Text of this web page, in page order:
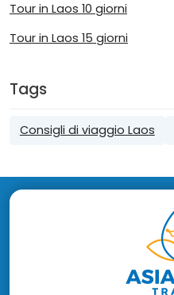
Tour in Laos 10 giorni
Tour in Laos 15 giorni
Tags
Consigli di viaggio Laos